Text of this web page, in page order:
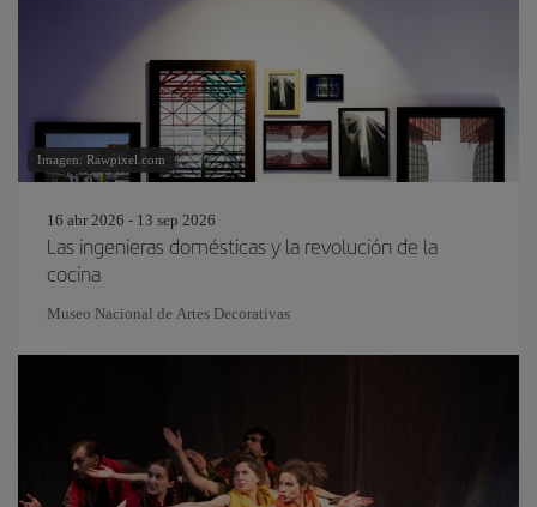
Imagen: Rawpixel.com
16 abr 2026 - 13 sep 2026
Las ingenieras domésticas y la revolución de la
cocina
Museo Nacional de Artes Decorativas